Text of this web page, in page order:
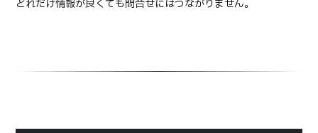
どれだけ情報が良くても問合せにはつながりません。